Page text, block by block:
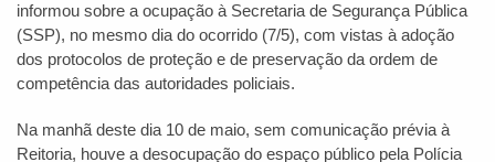
informou sobre a ocupação à Secretaria de Segurança Pública
(SSP), no mesmo dia do ocorrido (7/5), com vistas à adoção
dos protocolos de proteção e de preservação da ordem de
competência das autoridades policiais.
Na manhã deste dia 10 de maio, sem comunicação prévia à
Reitoria, houve a desocupação do espaço público pela Polícia